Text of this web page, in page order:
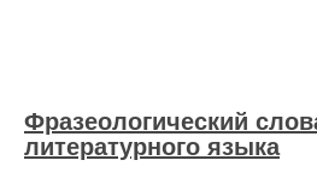
Фразеологический
литературного языка